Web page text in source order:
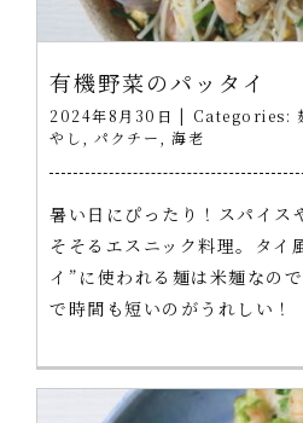
有機野菜のパッタイ
2024年8月30日 | Categories:
やし
パクチー 海老
暑い日にぴったり！スパイス
そそるエスニック料理。タイ
イ”に使われる麺は米麺なの
で時間も短いのがうれしい！